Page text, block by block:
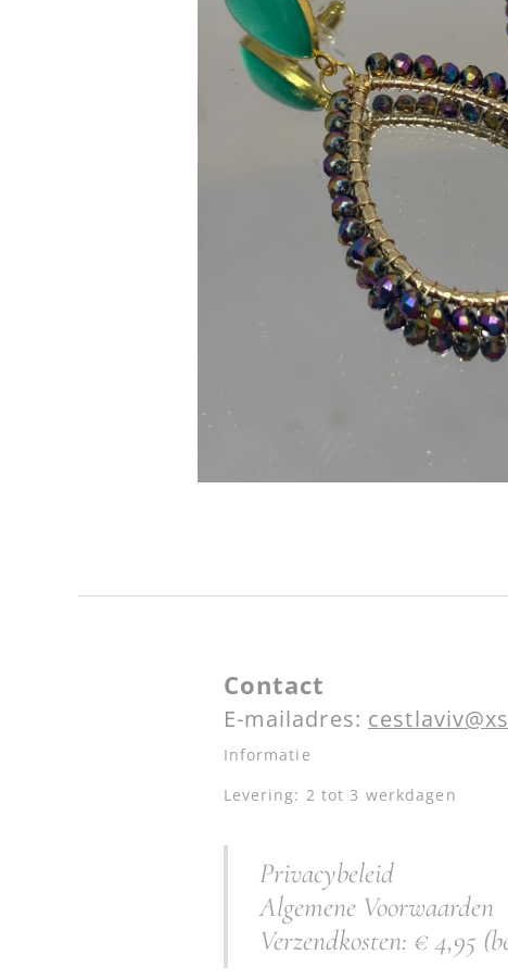
Contact
E-mailadres:
Informatie
Levering: 2 tot 3 werkdagen
Privacybeleid
Algemene Voorwaarden
Verzendkosten: € 4,95